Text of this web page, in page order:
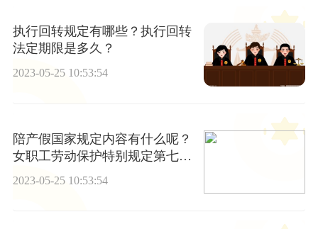
执行回转规定有哪些？执行回转
法定期限是多久？
2023-05-25 10:53:54
陪产假国家规定内容有什么呢？
女职工劳动保护特别规定第七条
2023-05-25 10:53:54